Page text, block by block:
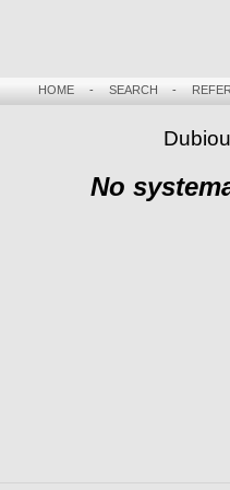
HOME- SEARCH -
No